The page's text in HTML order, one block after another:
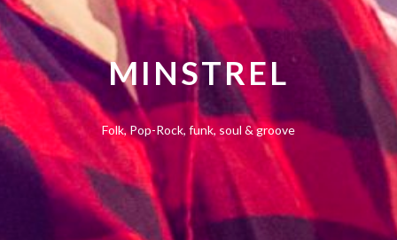
MINSTREL
Folk, Pop-Rock, funk, soul & groove